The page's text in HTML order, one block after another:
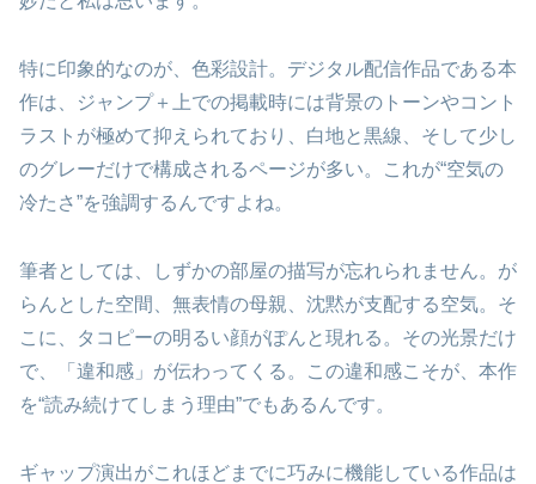
特に印象的なのが、色彩設計。デジタル配信作品である本
作は、ジャンプ＋上での掲載時には背景のトーンやコント
ラストが極めて抑えられており、白地と黒線、そして少し
のグレーだけで構成されるページが多い。これが“空気の
冷たさ”を強調するんですよね。
筆者としては、しずかの部屋の描写が忘れられません。が
らんとした空間、無表情の母親、沈黙が支配する空気。そ
こに、タコピーの明るい顔がぽんと現れる。その光景だけ
で、「違和感」が伝わってくる。この違和感こそが、本作
を“読み続けてしまう理由”でもあるんです。
ギャップ演出がこれほどまでに巧みに機能している作品は